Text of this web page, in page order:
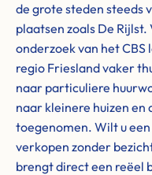
de grote steden steeds
plaatsen zoals De
onderzoek van het
regio Friesland vaker
naar particuliere
naar kleinere huizen
toegenomen. Wilt u
verkopen zonder
brengt direct een reëel